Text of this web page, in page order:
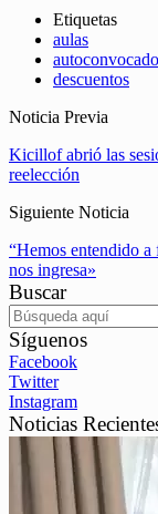
Etiquetas
aulas
descuentos
Noticia Previa
Kicillof abrió las
reelección
Siguiente Noticia
“Hemos entendido a
nos ingresa»
Buscar
Síguenos
Facebook
Twitter
Instagram
Noticias